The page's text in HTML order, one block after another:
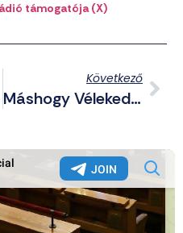
támogatója (X)
Következő
Máshogy Vélekedett A Járványról: Etikai Eljárást Indítottak A Pánik Ellen Beszélő Dr. Tamasi Ellen